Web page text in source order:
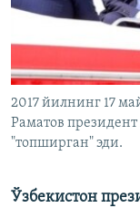
2017 йилнинг 17
Раматов
"топширган" эди.
Ўзбекистон